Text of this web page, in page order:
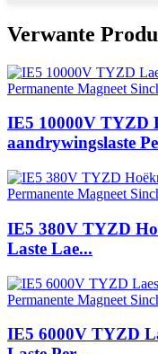
Verwante
IE5 10000V TYZD
aandrywingslaste
IE5 380V TYZD
Laste Lae...
IE5 6000V TYZD